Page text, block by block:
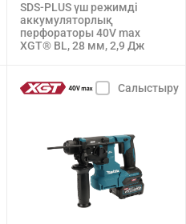
SDS-PLUS үш режимді
аккумуляторлық
перфораторы 40V max
XGT® BL, 28 мм, 2,9 Дж
Салыстыру